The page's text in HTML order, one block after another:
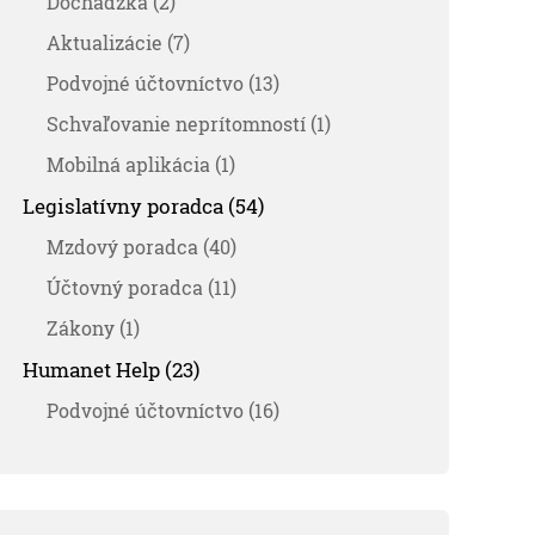
Aktualizácie (7)
Podvojné účtovníctvo (13)
Schvaľovanie neprítomností (1)
Mobilná aplikácia (1)
Legislatívny poradca (54)
Mzdový poradca (40)
Účtovný poradca (11)
Zákony (1)
Humanet Help (23)
Podvojné účtovníctvo (16)